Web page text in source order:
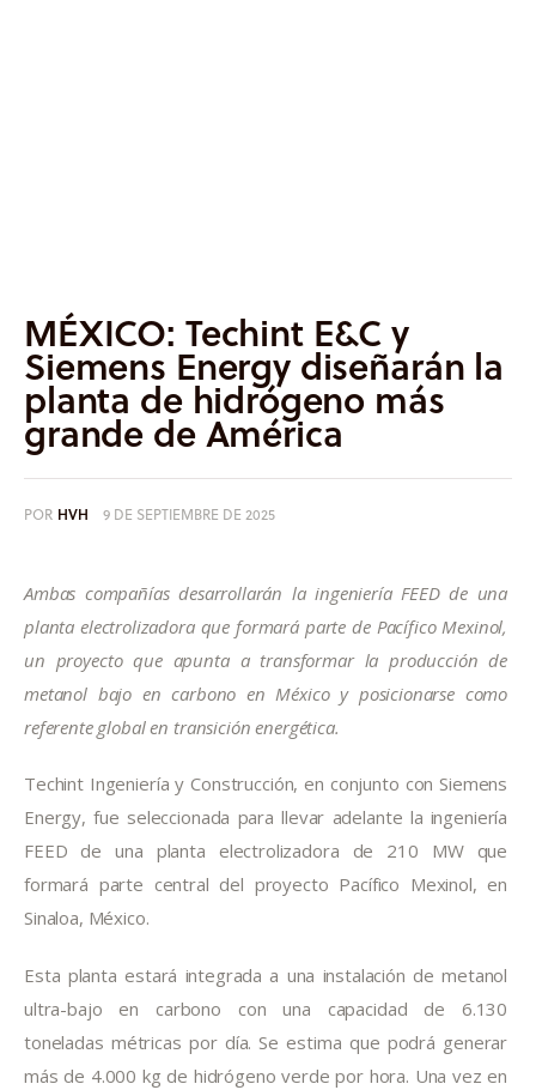
MÉXICO: Techint E&C y
Siemens Energy diseñarán la
planta de hidrógeno más
grande de América
POR HVH 9 DE SEPTIEMBRE DE 2025
Ambas compañías desarrollarán la ingeniería FEED de una
planta electrolizadora que formará parte de Pacífico Mexinol,
un proyecto que apunta a transformar la producción de
metanol bajo en carbono en México y posicionarse como
referente global en transición energética.
Techint Ingeniería y Construcción, en conjunto con Siemens
Energy, fue seleccionada para llevar adelante la ingeniería
FEED de una planta electrolizadora de 210 MW que
formará parte central del proyecto Pacífico Mexinol, en
Sinaloa, México.
Esta planta estará integrada a una instalación de metanol
ultra-bajo en carbono con una capacidad de 6.130
toneladas métricas por día. Se estima que podrá generar
más de 4.000 kg de hidrógeno verde por hora. Una vez en